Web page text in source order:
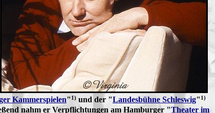
Kammerspielen" 1) und der "Landesbühne Schleswig" 1)
nahm er Verpflichtungen am Hamburger "Theater im